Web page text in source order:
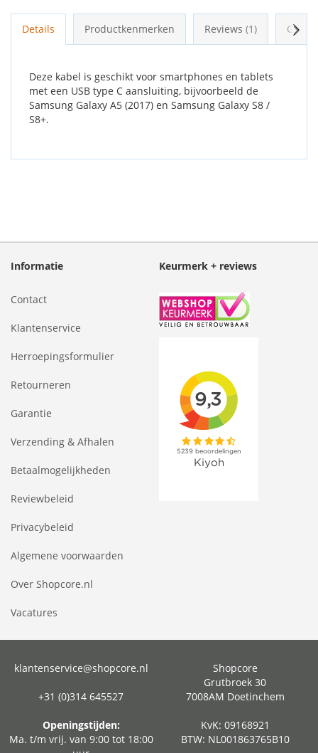
Details Productkenmerken Reviews 1
Deze kabel is geschikt voor smartphones en tablets
met een USB type C aansluiting, bijvoorbeeld de
Samsung Galaxy A5 (2017) en Samsung Galaxy S8 /
S8+.
Informatie
Contact
Klantenservice
Herroepingsformulier
Retourneren
Garantie
Verzending & Afhalen
Betaalmogelijkheden
Reviewbeleid
Privacybeleid
Algemene voorwaarden
Over Shopcore.nl
Vacatures
Keurmerk + reviews
klantenservice@shopcore.nl
+31 (0)314 645527
Openingstijden:
Ma. t/m vrij. van 9:00 tot 18:00
Shopcore
Grutbroek 30
7008AM Doetinchem
KvK: 09168921
BTW: NL001863765B10